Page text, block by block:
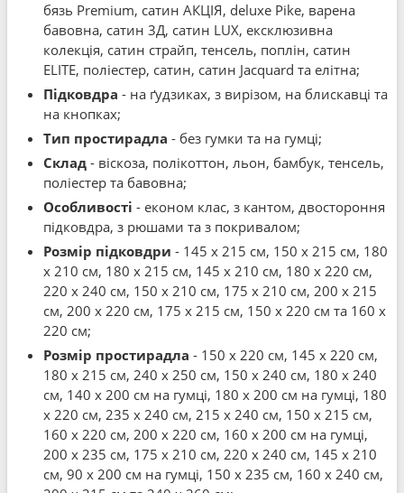
бязь Premium, сатин АКЦІЯ, deluxe Pike, варена
бавовна, сатин 3Д, сатин LUX, ексклюзивна
колекція, сатин страйп, тенсель, поплін, сатин
ELITE, поліестер, сатин, сатин Jacquard та елітна;
Підковдра - на ґудзиках, з вирізом, на блискавці та
на кнопках;
Тип простирадла - без гумки та на гумці;
Склад - віскоза, полікоттон, льон, бамбук, тенсель,
поліестер та бавовна;
Особливості - економ клас, з кантом, двостороння
підковдра, з рюшами та з покривалом;
Розмір підковдри - 145 x 215 см, 150 x 215 см, 180
x 210 см, 180 x 215 см, 145 x 210 см, 180 x 220 см,
220 x 240 см, 150 x 210 см, 175 x 210 см, 200 x 215
см, 200 x 220 см, 175 x 215 см, 150 x 220 см та 160 x
220 см;
Розмір простирадла - 150 x 220 см, 145 x 220 см,
180 x 215 см, 240 x 250 см, 150 x 240 см, 180 x 240
см, 140 x 200 см на гумці, 180 x 200 см на гумці, 180
x 220 см, 235 x 240 см, 215 x 240 см, 150 x 215 см,
160 x 220 см, 200 x 220 см, 160 x 200 см на гумці,
200 x 235 см, 175 x 210 см, 220 x 240 см, 145 x 210
см, 90 x 200 см на гумці, 150 x 235 см, 160 x 240 см,